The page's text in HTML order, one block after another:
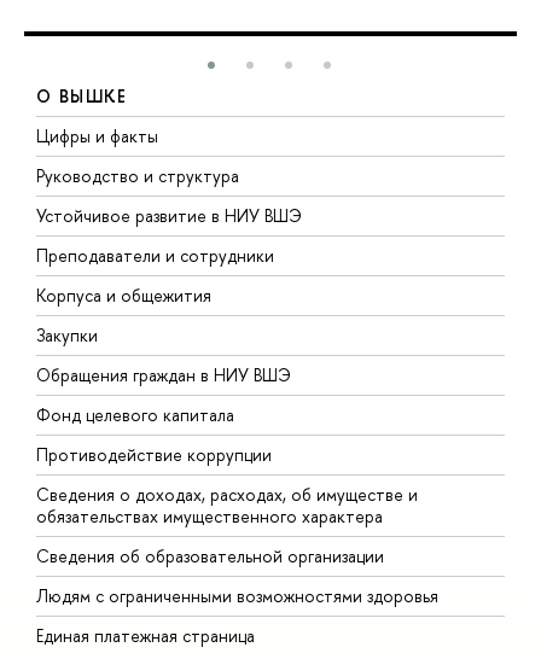
О ВЫШКЕ
Цифры и факты
Руководство и структура
Устойчивое развитие в НИУ ВШЭ
Преподаватели и сотрудники
Корпуса и общежития
Закупки
Обращения граждан в НИУ ВШЭ
Фонд целевого капитала
Противодействие коррупции
Сведения о доходах, расходах, об имуществе и
обязательствах имущественного характера
Сведения об образовательной организации
Людям с ограниченными возможностями здоровья
Единая платежная страница